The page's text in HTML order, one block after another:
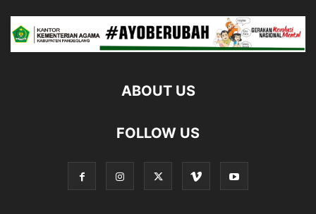
ABOUT US
FOLLOW US